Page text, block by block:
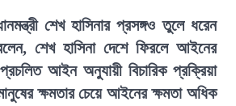
শেখ হাসিনার প্রসঙ্গও তুলে ধরেন
শেখ হাসিনা দেশে ফিরলে আইনের
আইন অনুযায়ী বিচারিক প্রক্রিয়া
ক্ষমতার চেয়ে আইনের ক্ষমতা অধিক